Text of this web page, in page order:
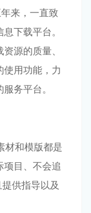
来，一直致
下载平台。
源的质量、
使用功能，力
务平台。
材和模版都是
项目、不会追
供指导以及